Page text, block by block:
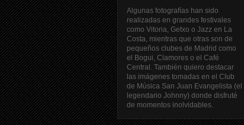
Algunas fotografías han sido
realizadas en grandes festivales
como Vitoria, Getxo o Jazz en La
Costa, mientras que otras son de
pequeños clubes de Madrid como
el Bogui, Clamores o el Café
Central. También quiero destacar
las imágenes tomadas en el Club
de Música San Juan Evangelista (el
legendario Johnny) donde disfruté
de momentos inolvidables.